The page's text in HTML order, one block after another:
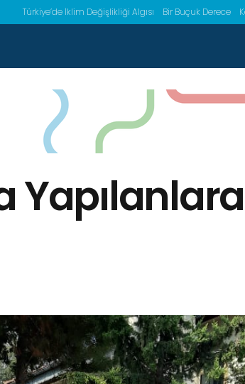
Türkiye’de İklim Değişlikliği Algısı Bir Buçuk Derece